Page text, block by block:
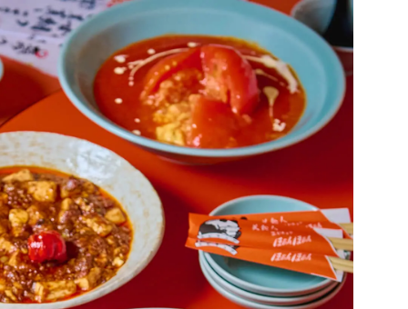
神社仏閣でめぐる四季 ACCESS MAP